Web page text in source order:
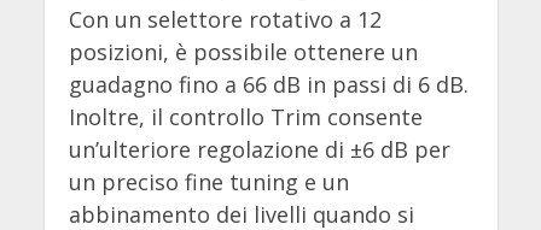
Con un selettore rotativo a 12
posizioni, è possibile ottenere un
guadagno fino a 66 dB in passi di 6 dB.
Inoltre, il controllo Trim consente
un’ulteriore regolazione di ±6 dB per
un preciso fine tuning e un
abbinamento dei livelli quando si